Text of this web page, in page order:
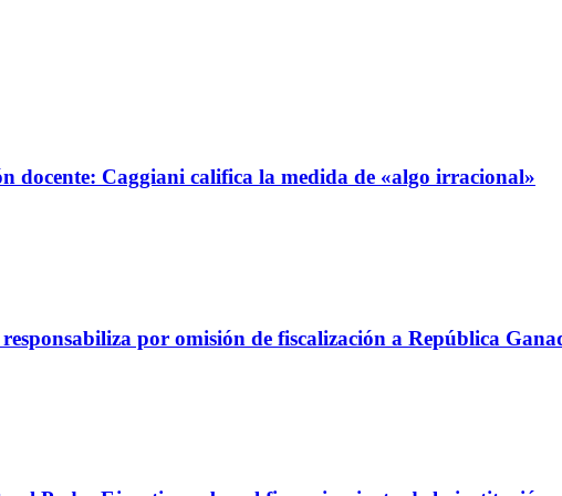
docente: Caggiani califica la medida de «algo irracional»
por omisión de fiscalización a República